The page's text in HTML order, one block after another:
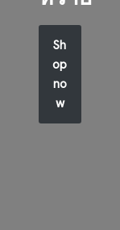
Sh
op
no
w